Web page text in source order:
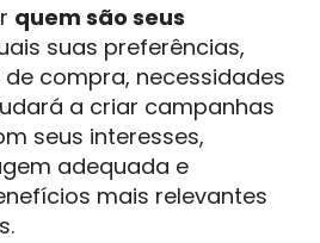
quem são seus
suas preferências,
compra, necessidades
a criar campanhas
seus interesses,
adequada e
mais relevantes